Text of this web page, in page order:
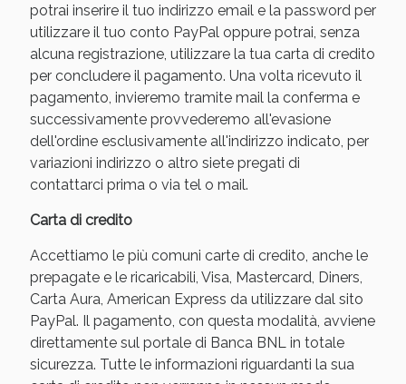
potrai inserire il tuo indirizzo email e la password per
utilizzare il tuo conto PayPal oppure potrai, senza
alcuna registrazione, utilizzare la tua carta di credito
per concludere il pagamento. Una volta ricevuto il
pagamento, invieremo tramite mail la conferma e
successivamente provvederemo all'evasione
dell'ordine esclusivamente all'indirizzo indicato, per
variazioni indirizzo o altro siete pregati di
contattarci prima o via tel o mail.
Carta di credito
Accettiamo le più comuni carte di credito, anche le
prepagate e le ricaricabili, Visa, Mastercard, Diners,
Carta Aura, American Express da utilizzare dal sito
PayPal. Il pagamento, con questa modalità, avviene
direttamente sul portale di Banca BNL in totale
sicurezza. Tutte le informazioni riguardanti la sua